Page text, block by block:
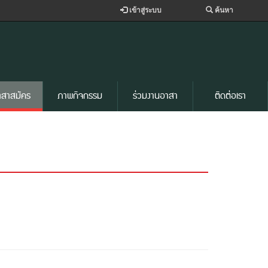
เข้าสู่ระบบ ค้นหา
าสมัคร ภาพกิจกรรม ร่วมงานอาสา ติดต่อเรา